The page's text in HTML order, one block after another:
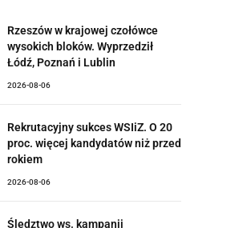
Rzeszów w krajowej czołówce
wysokich bloków. Wyprzedził
Łódź, Poznań i Lublin
2026-08-06
Rekrutacyjny sukces WSIiZ. O 20
proc. więcej kandydatów niż przed
rokiem
2026-08-06
Śledztwo ws. kampanii